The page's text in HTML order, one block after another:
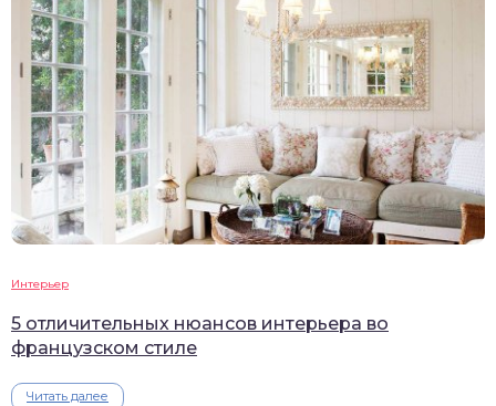
Интерьер
5 отличительных нюансов интерьера во
французском стиле
Читать далее